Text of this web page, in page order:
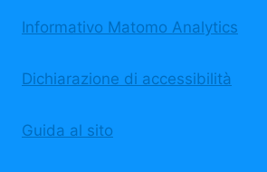
Informativo Matomo Analytics
Dichiarazione di accessibilità
Guida al sito